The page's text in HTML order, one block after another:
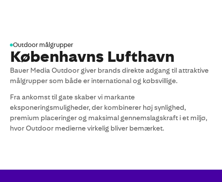
Outdoor målgrupper
Københavns Lufthavn
Bauer Media Outdoor giver brands direkte adgang til attraktive
målgrupper som både er international og købsvillige.
Fra ankomst til gate skaber vi markante
eksponeringsmuligheder, der kombinerer høj synlighed,
premium placeringer og maksimal gennemslagskraft i et miljø,
hvor Outdoor medierne virkelig bliver bemærket.